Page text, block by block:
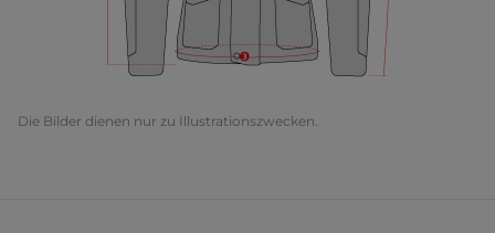
Die Bilder dienen nur zu Illustrationszwecken.